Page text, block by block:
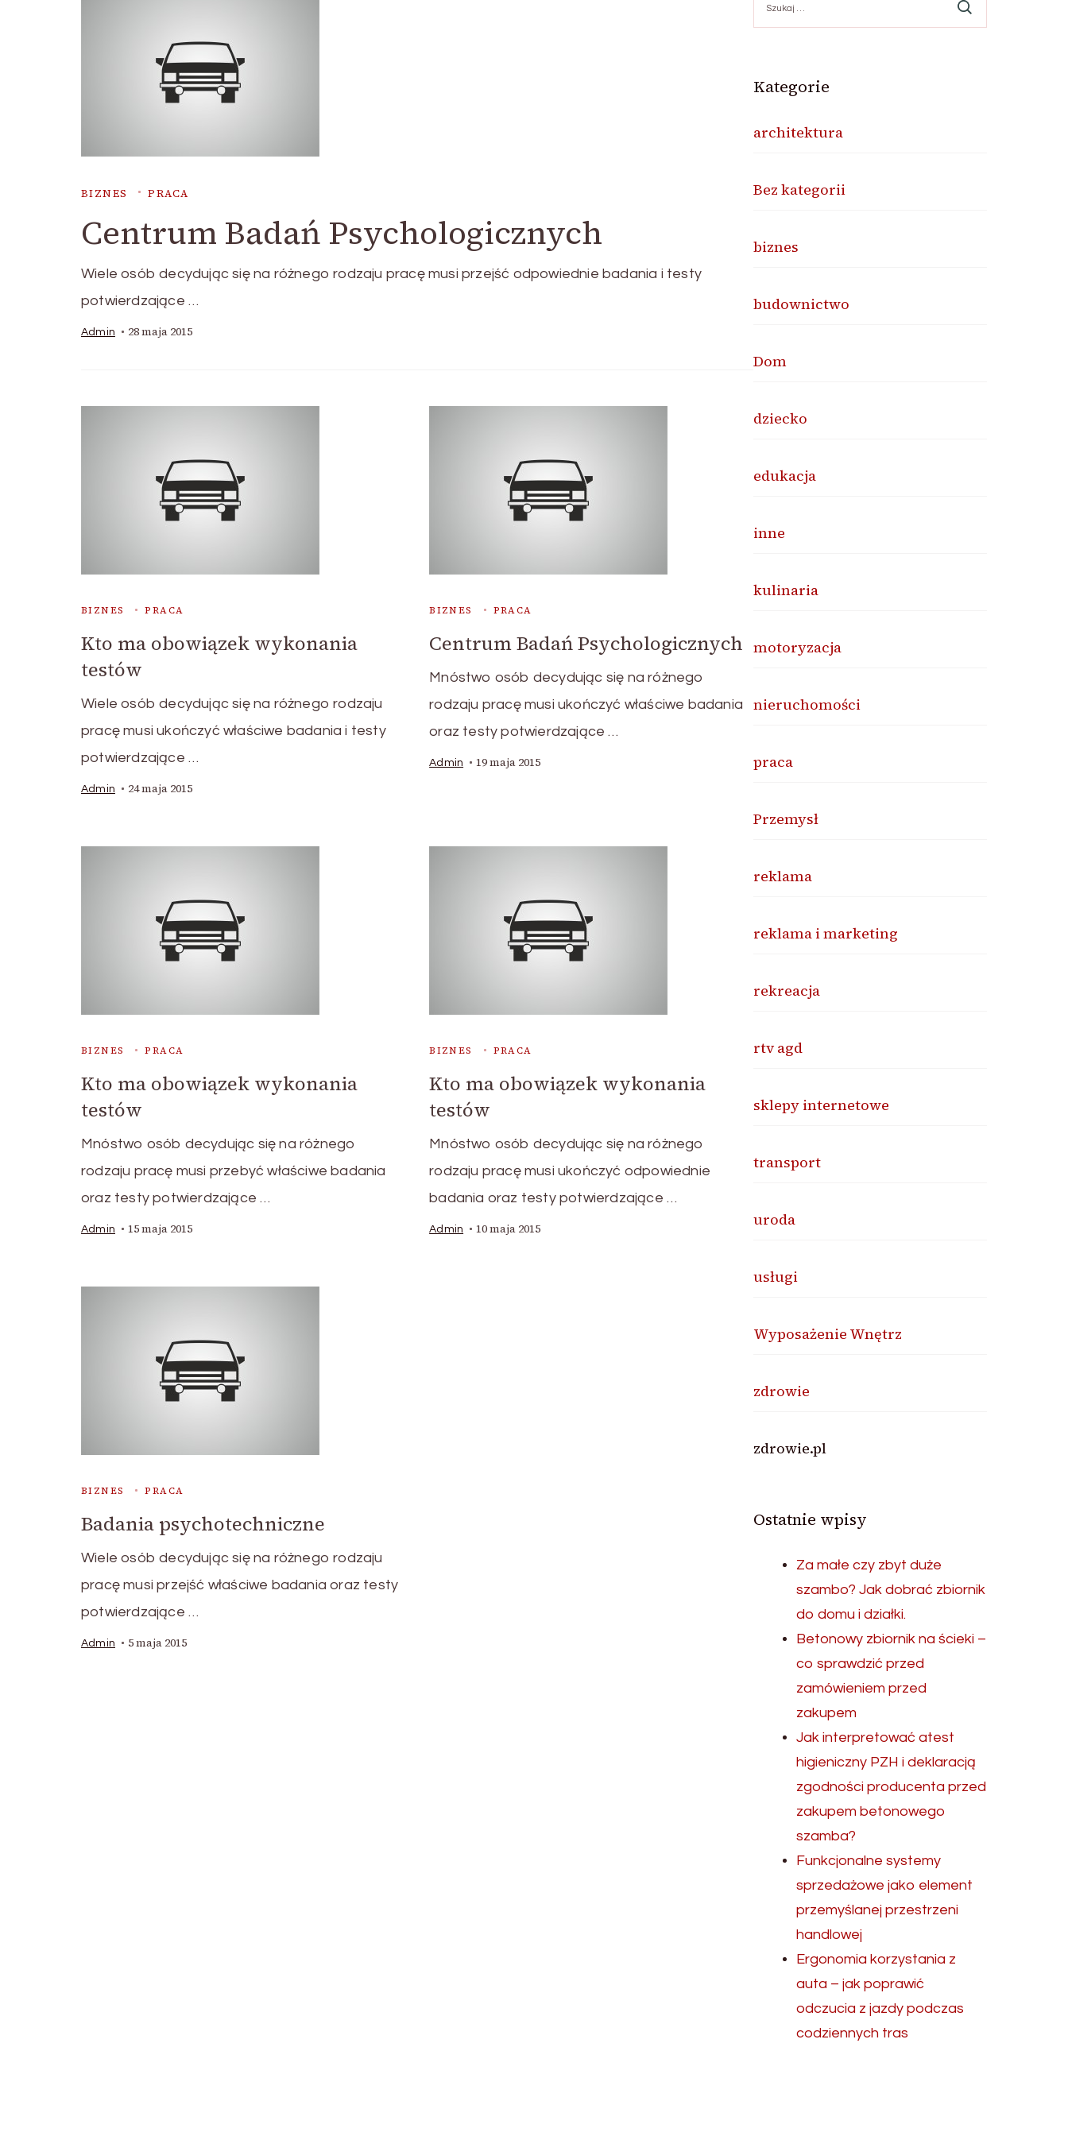
BIZNES PRACA
Centrum Badań Psychologicznych
Wiele osób decydując się na różnego rodzaju pracę musi przejść odpowiednie badania i testy
potwierdzające …
Admin 28 maja 2015
BIZNES PRACA
Kto ma obowiązek wykonania
testów
Wiele osób decydując się na różnego rodzaju
pracę musi ukończyć właściwe badania i testy
potwierdzające …
Admin 24 maja 2015
BIZNES PRACA
Centrum Badań Psychologicznych
Mnóstwo osób decydując się na różnego
rodzaju pracę musi ukończyć właściwe badania
oraz testy potwierdzające …
Admin 19 maja 2015
BIZNES PRACA
Kto ma obowiązek wykonania
testów
Mnóstwo osób decydując się na różnego
rodzaju pracę musi przebyć właściwe badania
oraz testy potwierdzające …
Admin 15 maja 2015
BIZNES PRACA
Kto ma obowiązek wykonania
testów
Mnóstwo osób decydując się na różnego
rodzaju pracę musi ukończyć odpowiednie
badania oraz testy potwierdzające …
Admin 10 maja 2015
BIZNES PRACA
Badania psychotechniczne
Wiele osób decydując się na różnego rodzaju
pracę musi przejść właściwe badania oraz testy
potwierdzające …
Admin 5 maja 2015
Kategorie
architektura
Bez kategorii
biznes
budownictwo
Dom
dziecko
edukacja
inne
kulinaria
motoryzacja
nieruchomości
praca
Przemysł
reklama
reklama i marketing
rekreacja
rtv agd
sklepy internetowe
transport
uroda
usługi
Wyposażenie Wnętrz
zdrowie
zdrowie.pl
Ostatnie wpisy
Za małe czy zbyt duże
szambo? Jak dobrać zbiornik
do domu i działki.
Betonowy zbiornik na ścieki –
co sprawdzić przed
zamówieniem przed
zakupem
Jak interpretować atest
higieniczny PZH i deklaracją
zgodności producenta przed
zakupem betonowego
szamba?
Funkcjonalne systemy
sprzedażowe jako element
przemyślanej przestrzeni
handlowej
Ergonomia korzystania z
auta – jak poprawić
odczucia z jazdy podczas
codziennych tras